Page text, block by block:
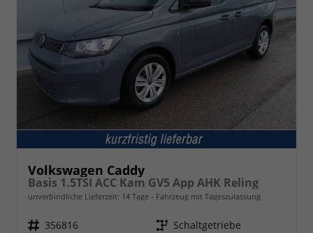
Volkswagen Caddy
Basis 1.5TSI ACC Kam GV5 App AHK Reling
unverbindliche Lieferzeit: 14 Tage Fahrzeug mit Tageszulassung
Fahrzeugnr. 356816 Getriebe Schaltgetriebe